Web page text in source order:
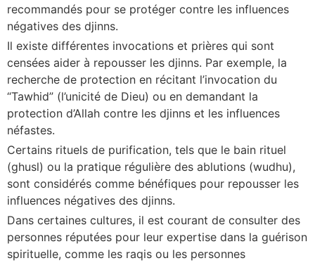
recommandés pour se protéger contre les influences
négatives des djinns.
Il existe différentes invocations et prières qui sont
censées aider à repousser les djinns. Par exemple, la
recherche de protection en récitant l’invocation du
“Tawhid” (l’unicité de Dieu) ou en demandant la
protection d’Allah contre les djinns et les influences
néfastes.
Certains rituels de purification, tels que le bain rituel
(ghusl) ou la pratique régulière des ablutions (wudhu),
sont considérés comme bénéfiques pour repousser les
influences négatives des djinns.
Dans certaines cultures, il est courant de consulter des
personnes réputées pour leur expertise dans la guérison
spirituelle, comme les raqis ou les personnes